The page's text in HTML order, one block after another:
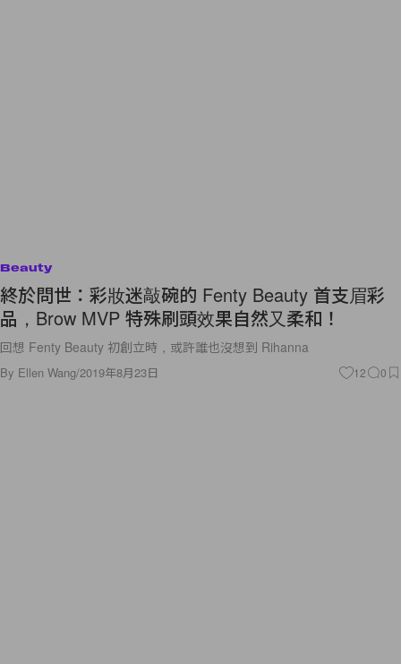
Beauty
終於問世：彩妝迷敲碗的 Fenty Beauty 首支眉彩
品，Brow MVP 特殊刷頭效果自然又柔和！
回想 Fenty Beauty 初創立時，或許誰也沒想到 Rihanna
By Ellen Wang/2019年8月23日 12 0